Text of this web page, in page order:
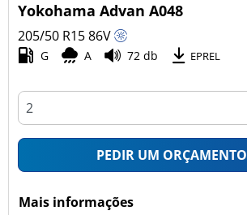
Yokohama Advan A048
205/50 R1586V
G A 72 db EPREL
PEDIR UM ORÇAMENTO
Mais informações